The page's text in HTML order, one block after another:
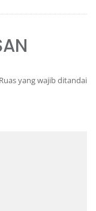
Ruas yang wajib ditandai